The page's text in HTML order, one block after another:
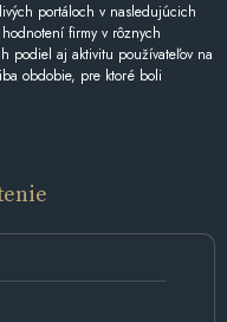
portáloch v nasledujúcich
firmy v rôznych
podiel aj aktivitu používateľov na
obdobie, pre ktoré boli